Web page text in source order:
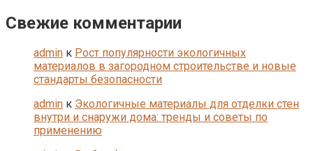
Свежие комментарии
admin к Рост популярности экологичных
материалов в загородном строительстве и новые
стандарты безопасности
admin к Экологичные материалы для отделки стен
внутри и снаружи дома: тренды и советы по
применению